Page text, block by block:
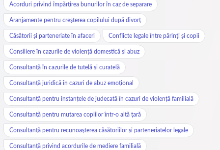
Acorduri privind împărțirea bunurilor în caz de separare
Aranjamente pentru creșterea copilului după divorț
Căsătorii și parteneriate în afaceri Conflicte legale între părinți și copii
Consiliere în cazurile de violență domestică și abuz
Consultanță în cazurile de tutelă și curatelă
Consultanță juridică în cazuri de abuz emoțional
Consultanță pentru instanțele de judecată în cazuri de violență familială
Consultanță pentru mutarea copiilor într-o altă țară
Consultanță pentru recunoașterea căsătoriilor și parteneriatelor legale
Consultanță privind acordurile de mediere familială